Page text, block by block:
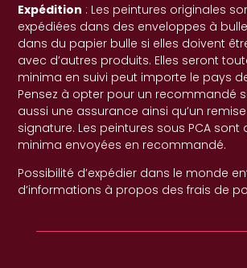
Expédition : Les peintures originales
expédiées dans des enveloppes à
dans du papier bulle si elles doivent
avec d’autres produits. Elles seront
minima en suivi peut importe le pays
Pensez à opter pour un recommandé
aussi une assurance ainsi qu’un
signature. Les peintures sous PCA sont
minima envoyées en recommandé.
Possibilité d’expédier dans le monde
d’informations à propos des frais de